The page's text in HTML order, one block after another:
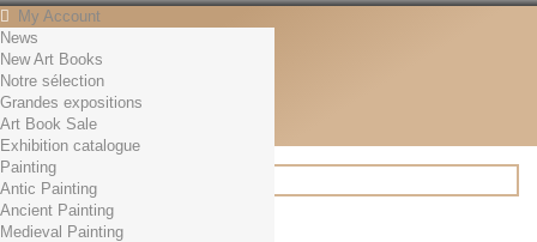
My Account
Contact
English
English
Français
News
Search
News
New Art Books
Notre sélection
Grandes expositions
Art Book Sale
Exhibition catalogue
Painting
Antic Painting
Ancient Painting
Medieval Painting